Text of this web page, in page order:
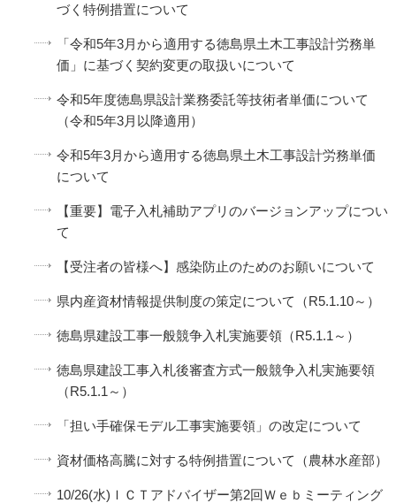
づく特例措置について
「令和5年3月から適用する徳島県土木工事設計労務単
価」に基づく契約変更の取扱いについて
令和5年度徳島県設計業務委託等技術者単価について
（令和5年3月以降適用）
令和5年3月から適用する徳島県土木工事設計労務単価
について
【重要】電子入札補助アプリのバージョンアップについ
て
【受注者の皆様へ】感染防止のためのお願いについて
県内産資材情報提供制度の策定について（R5.1.10～）
徳島県建設工事一般競争入札実施要領（R5.1.1～）
徳島県建設工事入札後審査方式一般競争入札実施要領
（R5.1.1～）
「担い手確保モデル工事実施要領」の改定について
資材価格高騰に対する特例措置について（農林水産部）
10/26(水)ＩＣＴアドバイザー第2回Ｗｅｂミーティング